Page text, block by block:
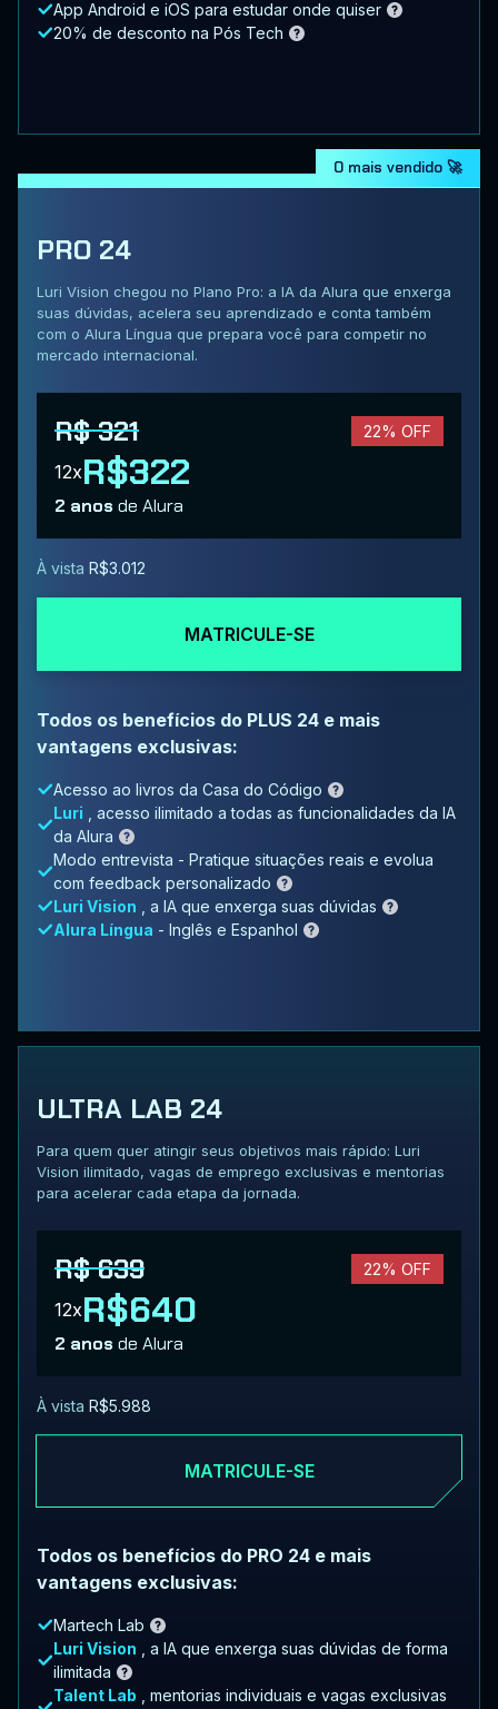
App Android e iOS para estudar onde quiser
20% de desconto na Pós Tech
O mais vendido 🚀
PRO 24
Luri Vision chegou no Plano Pro: a IA da Alura que enxerga
suas dúvidas, acelera seu aprendizado e conta também
com o Alura Língua que prepara você para competir no
mercado internacional.
R$ 321 22% OFF
12xR$322
2 anosde Alura
À vista R$3.012
MATRICULE-SE
Todos os benefícios do PLUS 24 e mais
vantagens exclusivas:
Acesso ao livros da Casa do Código
Luri
, acesso ilimitado a todas as funcionalidades da IA
da Alura
Modo entrevista - Pratique situações reais e evolua
com feedback personalizado
Luri Vision
, a IA que enxerga suas dúvidas
Alura Língua - Inglês e Espanhol
ULTRA LAB 24
Para quem quer atingir seus objetivos mais rápido: Luri
Vision ilimitado, vagas de emprego exclusivas e mentorias
para acelerar cada etapa da jornada.
R$ 639 22% OFF
12xR$640
2 anosde Alura
À vista R$5.988
MATRICULE-SE
Todos os benefícios do PRO 24 e mais
vantagens exclusivas:
Martech Lab
Luri Vision
, a IA que enxerga suas dúvidas de forma
ilimitada
Talent Lab
, mentorias individuais e vagas exclusivas